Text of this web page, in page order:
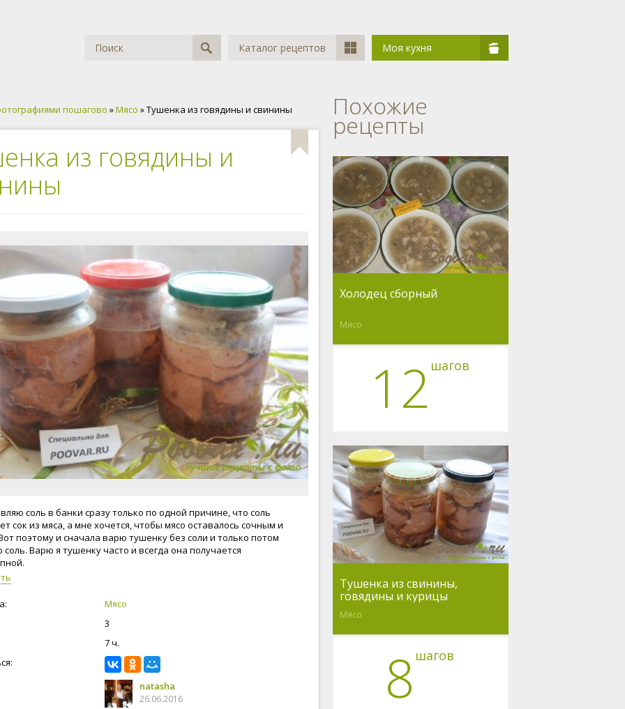
Каталог рецептов Моя кухня
пошагово »Мясо » Тушенка из говядины и свинины
из говядины и
соль в банки сразу только по одной причине, что соль
сок из мяса, а мне хочется, чтобы мясо оставалось сочным и
поэтому и сначала варю тушенку без соли и только потом
Варю я тушенку часто и всегда она получается
Мясо
3
7 ч.
natasha
26.06.2016
Похожие
рецепты
Холодец сборный
Мясо
12 шагов
Тушенка из свинины,
говядины и курицы
Мясо
8 шагов